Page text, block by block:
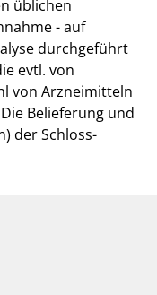
üblichen
- auf
durchgeführt
evtl. von
von Arzneimitteln
Belieferung und
der Schloss-